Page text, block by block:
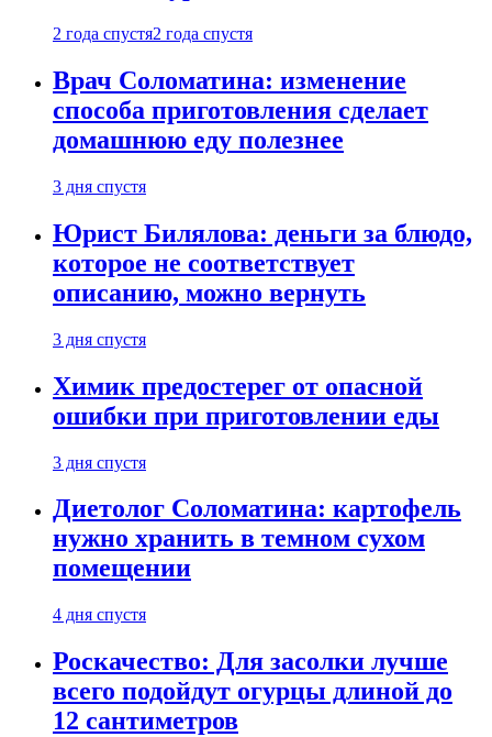
2 года спустя2 года спустя
Врач Соломатина: изменение
способа приготовления сделает
домашнюю еду полезнее
3 дня спустя
Юрист Билялова: деньги за блюдо,
которое не соответствует
описанию, можно вернуть
3 дня спустя
Химик предостерег от опасной
ошибки при приготовлении еды
3 дня спустя
Диетолог Соломатина: картофель
нужно хранить в темном сухом
помещении
4 дня спустя
Роскачество: Для засолки лучше
всего подойдут огурцы длиной до
12 сантиметров